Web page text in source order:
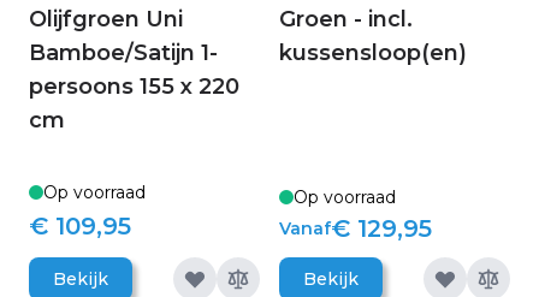
Olijfgroen Uni
Bamboe/Satijn 1-
persoons 155 x 220
cm
Op voorraad
€ 109,95
Bekijk
Groen - incl.
kussensloop(en)
Op voorraad
Vanaf€ 129,95
Bekijk